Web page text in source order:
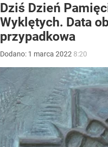
Dziś Dzień
Wyklętych. Data
przypadkowa
Dodano: 1 marca 2022 8:20